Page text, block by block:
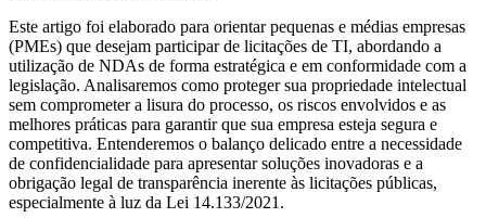
Este artigo foi elaborado para orientar pequenas e médias empresas
(PMEs) que desejam participar de licitações de TI, abordando a
utilização de NDAs de forma estratégica e em conformidade com a
legislação. Analisaremos como proteger sua propriedade intelectual
sem comprometer a lisura do processo, os riscos envolvidos e as
melhores práticas para garantir que sua empresa esteja segura e
competitiva. Entenderemos o balanço delicado entre a necessidade
de confidencialidade para apresentar soluções inovadoras e a
obrigação legal de transparência inerente às licitações públicas,
especialmente à luz da Lei 14.133/2021.